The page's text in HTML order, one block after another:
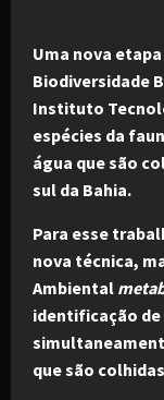
Uma nova
Biodiversidade
Instituto
espécies da
água que são
sul da Bahia.
Para esse
nova técnica,
Ambiental
identificação
que são